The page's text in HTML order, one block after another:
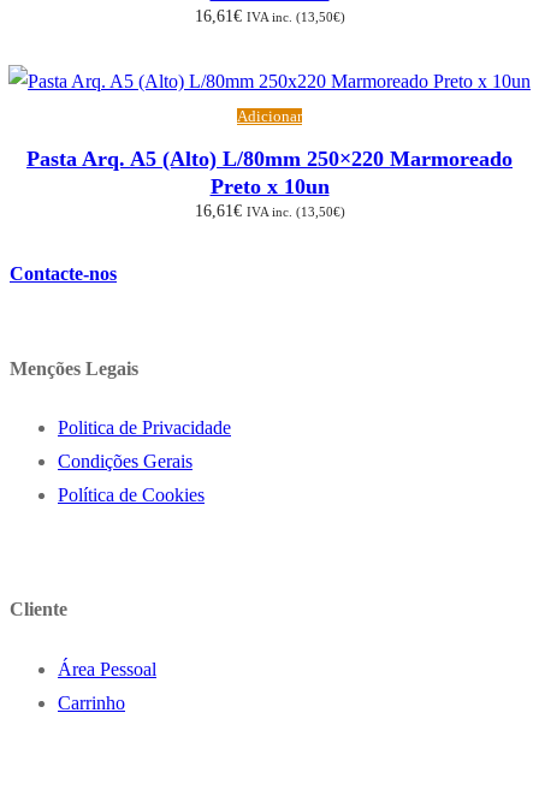
16,61 € IVA inc. (13,50€)
Adicionar
Pasta Arq. A5 (Alto) L/80mm 250×220 Marmoreado
Preto x 10un
16,61€ IVA inc. (13,50€)
Contacte-nos
Menções Legais
Politica de Privacidade
Condições Gerais
Política de Cookies
Cliente
Área Pessoal
Carrinho